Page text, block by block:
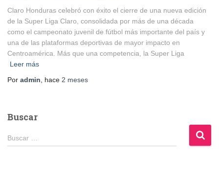
Claro Honduras celebró con éxito el cierre de una nueva edición
de la Super Liga Claro, consolidada por más de una década
como el campeonato juvenil de fútbol más importante del país y
una de las plataformas deportivas de mayor impacto en
Centroamérica. Más que una competencia, la Super Liga
Leer más
Por admin , hace 2 meses
Buscar
B
u
Buscar …